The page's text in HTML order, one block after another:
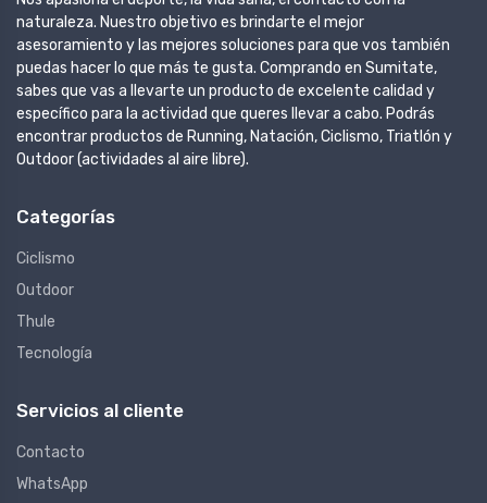
naturaleza. Nuestro objetivo es brindarte el mejor
asesoramiento y las mejores soluciones para que vos también
puedas hacer lo que más te gusta. Comprando en Sumitate,
sabes que vas a llevarte un producto de excelente calidad y
específico para la actividad que queres llevar a cabo. Podrás
encontrar productos de Running, Natación, Ciclismo, Triatlón y
Outdoor (actividades al aire libre).
Categorías
Ciclismo
Outdoor
Thule
Tecnología
Servicios al cliente
Contacto
WhatsApp